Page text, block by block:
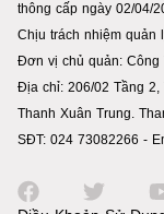
thông cấp ngày 02/04/
Chịu trách nhiệm quản
Đơn vị chủ quản: Công
Địa chỉ: 206/02 Tầng 2,
Thanh Xuân Trung.
SĐT: 024 73082266 -